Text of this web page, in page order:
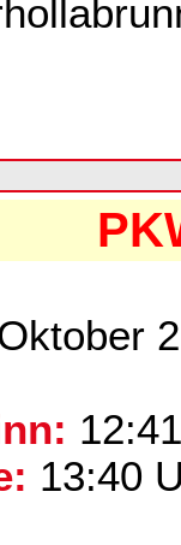
13:40